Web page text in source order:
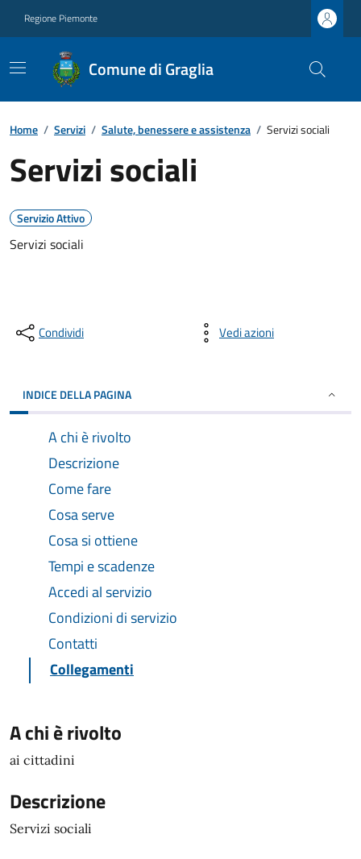
Regione Piemonte
Comune di Graglia
Home / Servizi / Salute, benessere e assistenza / Servizi sociali
Servizi sociali
Servizio Attivo
Servizi sociali
Condividi Vedi azioni
INDICE DELLA PAGINA
A chi è rivolto
Descrizione
Come fare
Cosa serve
Cosa si ottiene
Tempi e scadenze
Accedi al servizio
Condizioni di servizio
Contatti
Collegamenti
A chi è rivolto
ai cittadini
Descrizione
Servizi sociali